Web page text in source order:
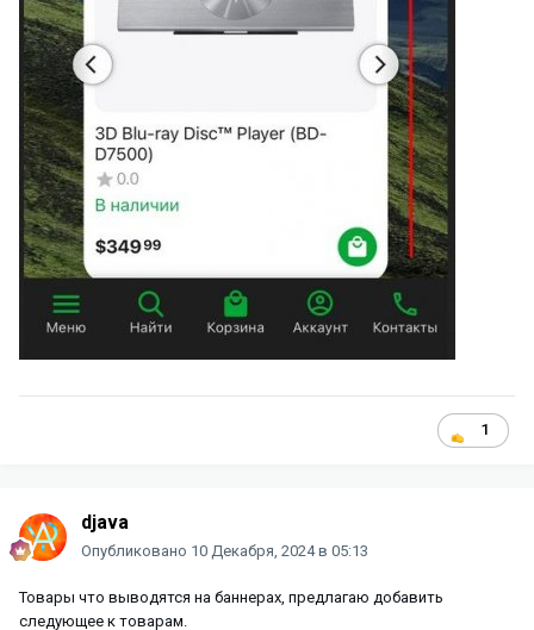
1
djava
Опубликовано 10 Декабря, 2024 в 05:13
Товары что выводятся на баннерах, предлагаю добавить
следующее к товарам.